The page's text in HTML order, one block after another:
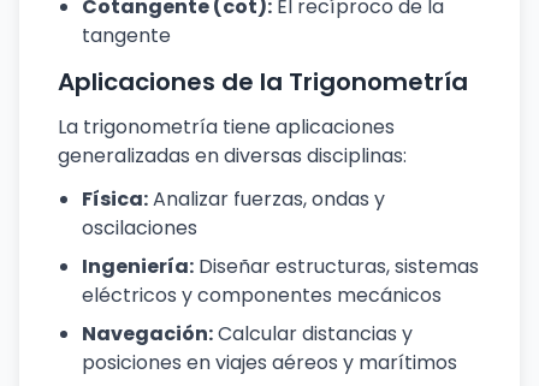
Cotangente (cot): El recíproco de la
tangente
Aplicaciones de la Trigonometría
La trigonometría tiene aplicaciones
generalizadas en diversas disciplinas:
Física:Analizar fuerzas, ondas y
oscilaciones
Ingeniería: Diseñar estructuras, sistemas
eléctricos y componentes mecánicos
Navegación:Calcular distancias y
posiciones en viajes aéreos y marítimos